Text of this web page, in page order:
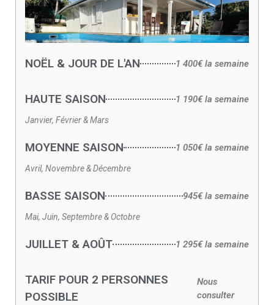
NOËL & JOUR DE L'AN 1 400€ la semaine
HAUTE SAISON 1 190€ la semaine
Janvier, Février & Mars
MOYENNE SAISON 1 050€ la semaine
Avril, Novembre & Décembre
BASSE SAISON 945€ la semaine
Mai, Juin, Septembre & Octobre
JUILLET & AOÛT 1 295€ la semaine
TARIF POUR 2 PERSONNES
POSSIBLE
Nous
consulter